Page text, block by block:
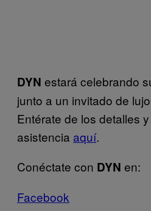
DYN estará celebrando
junto a un invitado de
Entérate de los detalles
asistencia aquí.
Conéctate con DYN en:
Facebook